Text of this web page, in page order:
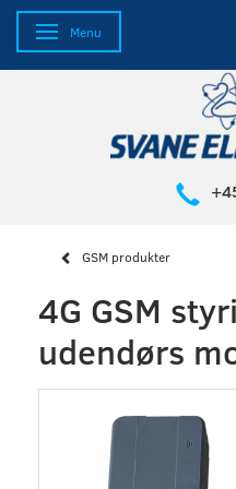
Skifte navigation
Menu
GSM produkter
4G GSM
udendørs